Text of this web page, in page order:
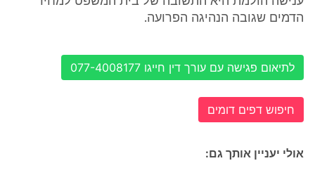
הדמים שגובה הנהיגה הפרועה.
לתיאום פגישה עם עורך דין חייגו 077-4008177
חיפוש דפים דומים
אולי יעניין אותך גם: